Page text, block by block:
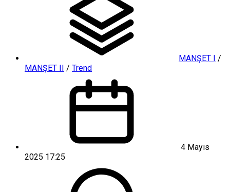
MANŞET I /
MANŞET II / Trend
4 Mayıs
2025 17:25